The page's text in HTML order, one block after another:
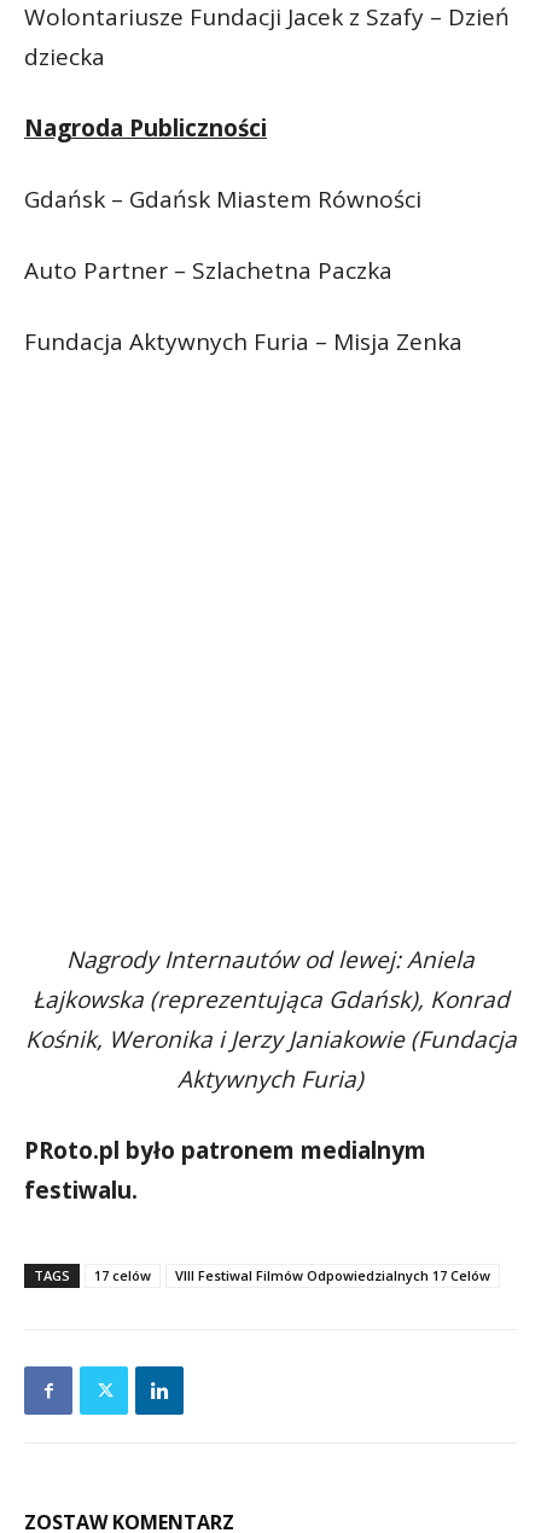
Wolontariusze Fundacji Jacek z Szafy – Dzień
dziecka
Nagroda Publiczności
Gdańsk – Gdańsk Miastem Równości
Auto Partner – Szlachetna Paczka
Fundacja Aktywnych Furia – Misja Zenka
Nagrody Internautów od lewej: Aniela
Łajkowska (reprezentująca Gdańsk), Konrad
Kośnik, Weronika i Jerzy Janiakowie (Fundacja
Aktywnych Furia)
PRoto.pl było patronem medialnym
festiwalu.
TAGS 17 celów VIII Festiwal Filmów Odpowiedzialnych 17 Celów
ZOSTAW KOMENTARZ